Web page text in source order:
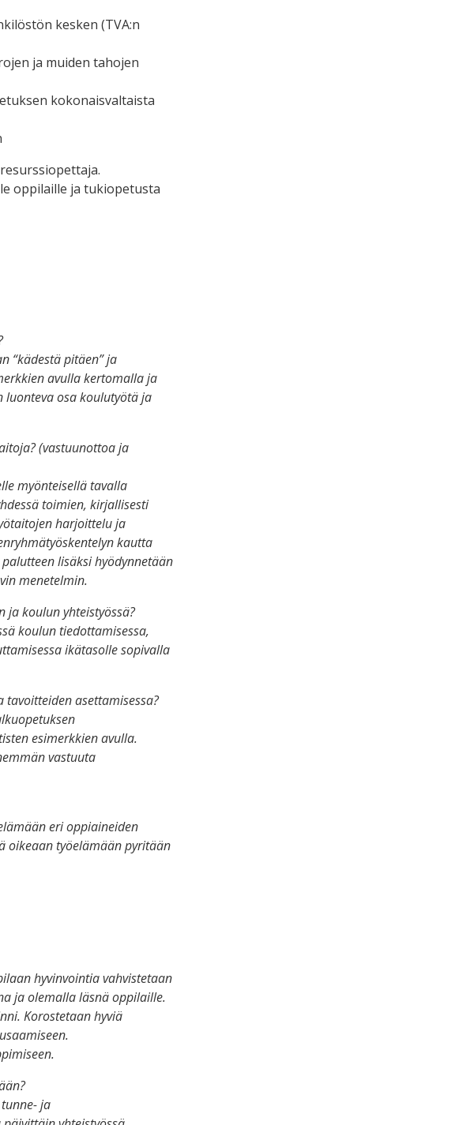
kesken (TVA:n
ja muiden tahojen
kokonaisvaltaista
oppilaille ja tukiopetusta
“kädestä pitäen” ja
avulla kertomalla ja
luonteva osa koulutyötä ja
(vastuunottoa ja
myönteisellä tavalla
toimien, kirjallisesti
harjoittelu ja
kautta
lisäksi hyödynnetään
menetelmin.
ja koulun yhteistyössä?
koulun tiedottamisessa,
ikätasolle sopivalla
asettamisessa?
esimerkkien avulla.
vastuuta
eri oppiaineiden
oikeaan työelämään pyritään
hyvinvointia vahvistetaan
ja olemalla läsnä oppilaille.
Korostetaan hyviä
ja